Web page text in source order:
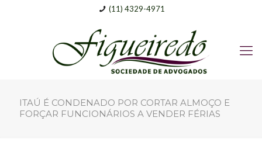
(11) 4329-4971
ITAÚ É CONDENADO POR CORTAR ALMOÇO E
FORÇAR FUNCIONÁRIOS A VENDER FÉRIAS